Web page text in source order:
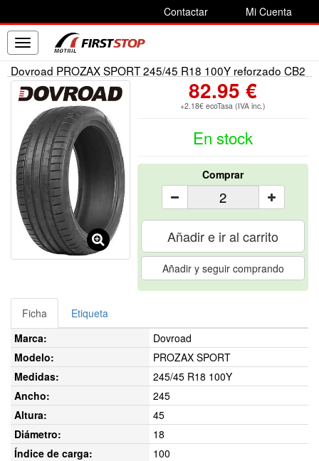
Contactar Mi Cuenta
Toggle
navigation
Dovroad PROZAX SPORT 245/45 R18 100Y reforzado CB2
82.95 €
+2.18€ ecoTasa (IVA inc.)
En stock
Comprar
Añadir e ir al carrito
Añadir y seguir comprando
Ficha
Etiqueta
Marca:
Dovroad
Modelo:
PROZAX SPORT
Medidas:
245/45 R18 100Y
Ancho:
245
Altura:
45
Diámetro:
18
Índice de carga:
100